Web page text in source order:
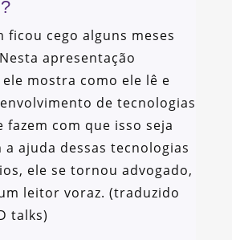
ficou cego alguns meses
apresentação
mostra como ele lê e
de tecnologias
fazem com que isso seja
a ajuda dessas tecnologias
ele se tornou advogado,
leitor voraz. (traduzido
talks)